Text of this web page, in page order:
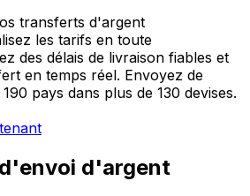
transferts d'argent
les tarifs en toute
des délais de livraison fiables et
en temps réel. Envoyez de
pays dans plus de 130 devises.
d'argent